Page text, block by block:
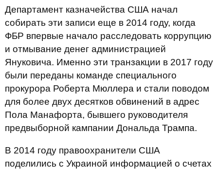
Департамент казначейства США начал
собирать эти записи еще в 2014 году, когда
ФБР впервые начало расследовать коррупцию
и отмывание денег администрацией
Януковича. Именно эти транзакции в 2017 году
были переданы команде специального
прокурора Роберта Мюллера и стали поводом
для более двух десятков обвинений в адрес
Пола Манафорта, бывшего руководителя
предвыборной кампании Дональда Трампа.
В 2014 году правоохранители США
поделились с Украиной информацией о счетах